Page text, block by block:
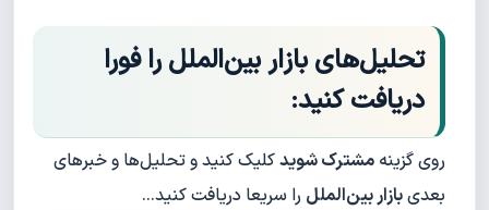
تحلیل‌های بازار بین‌الملل را فورا
دریافت کنید:
روی گزینه مشترک شویدکلیک کنید و تحلیل‌ها و خبرهای
بعدیبازار بین‌الملل را سریعا دریافت کنید…